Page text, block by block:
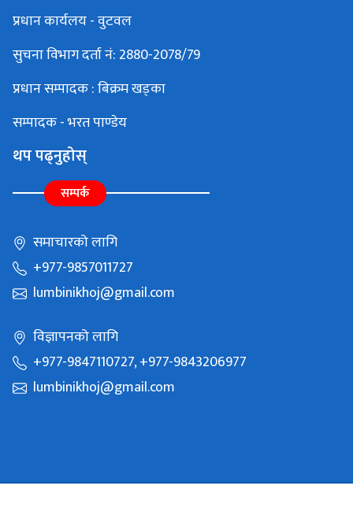
प्रधान कार्यलय - वुटवल
सुचना विभाग दर्ता नं: 2880-2078/79
प्रधान सम्पादक : बिक्रम खड्का
सम्पादक - भरत पाण्डेय
थप पढ्नुहोस्
सम्पर्क
समाचारको लागि
+977-9857011727
lumbinikhoj@gmail.com
विज्ञापनको लागि
+977-9847110727, +977-9843206977
lumbinikhoj@gmail.com